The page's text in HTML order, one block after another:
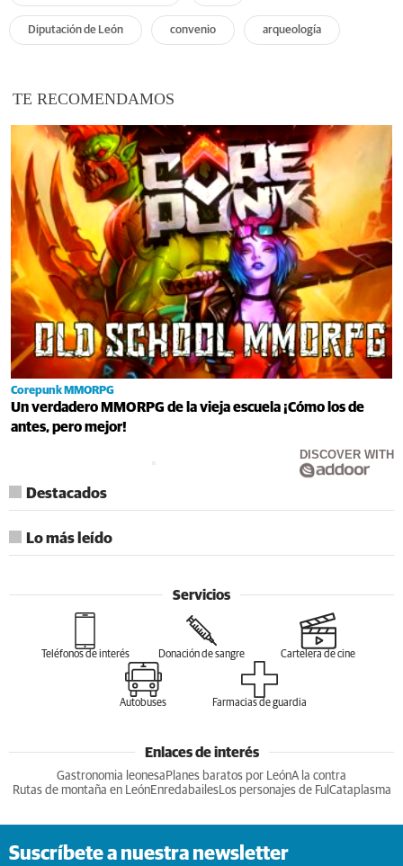
Diputación de León convenio arqueología
TE RECOMENDAMOS
Corepunk MMORPG
Un verdadero MMORPG de la vieja escuela ¡Cómo los de
antes, pero mejor!
DISCOVER WITH
Destacados
Lo más leído
Servicios
Teléfonos de interés Donación de sangre Cartelera de cine
Autobuses Farmacias de guardia
Enlaces de interés
Gastronomia leonesa Planes baratos por LeónA la contra
Rutas de montaña en LeónEnredabailesLos personajes de Ful Cataplasma
Suscríbete a nuestra newsletter